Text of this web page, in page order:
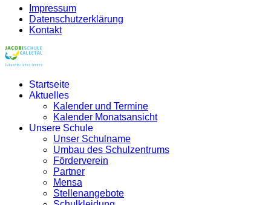
Impressum
Datenschutzerklärung
Kontakt
Startseite
Aktuelles
Kalender und Termine
Kalender Monatsansicht
Unsere Schule
Unser Schulname
Umbau des Schulzentrums
Förderverein
Partner
Mensa
Stellenangebote